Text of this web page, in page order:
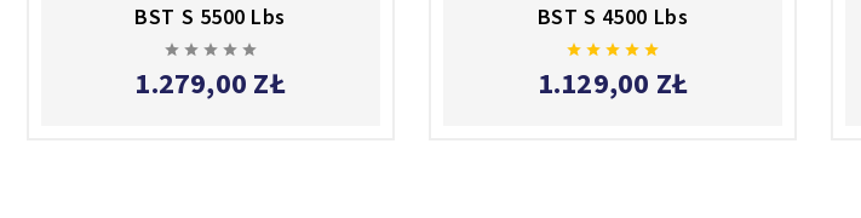
BST S 5500 Lbs
    
1.279,00 ZŁ
BST S 4500 Lbs
    
1.129,00 ZŁ